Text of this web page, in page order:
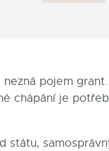
pojem
chápání je
státu,